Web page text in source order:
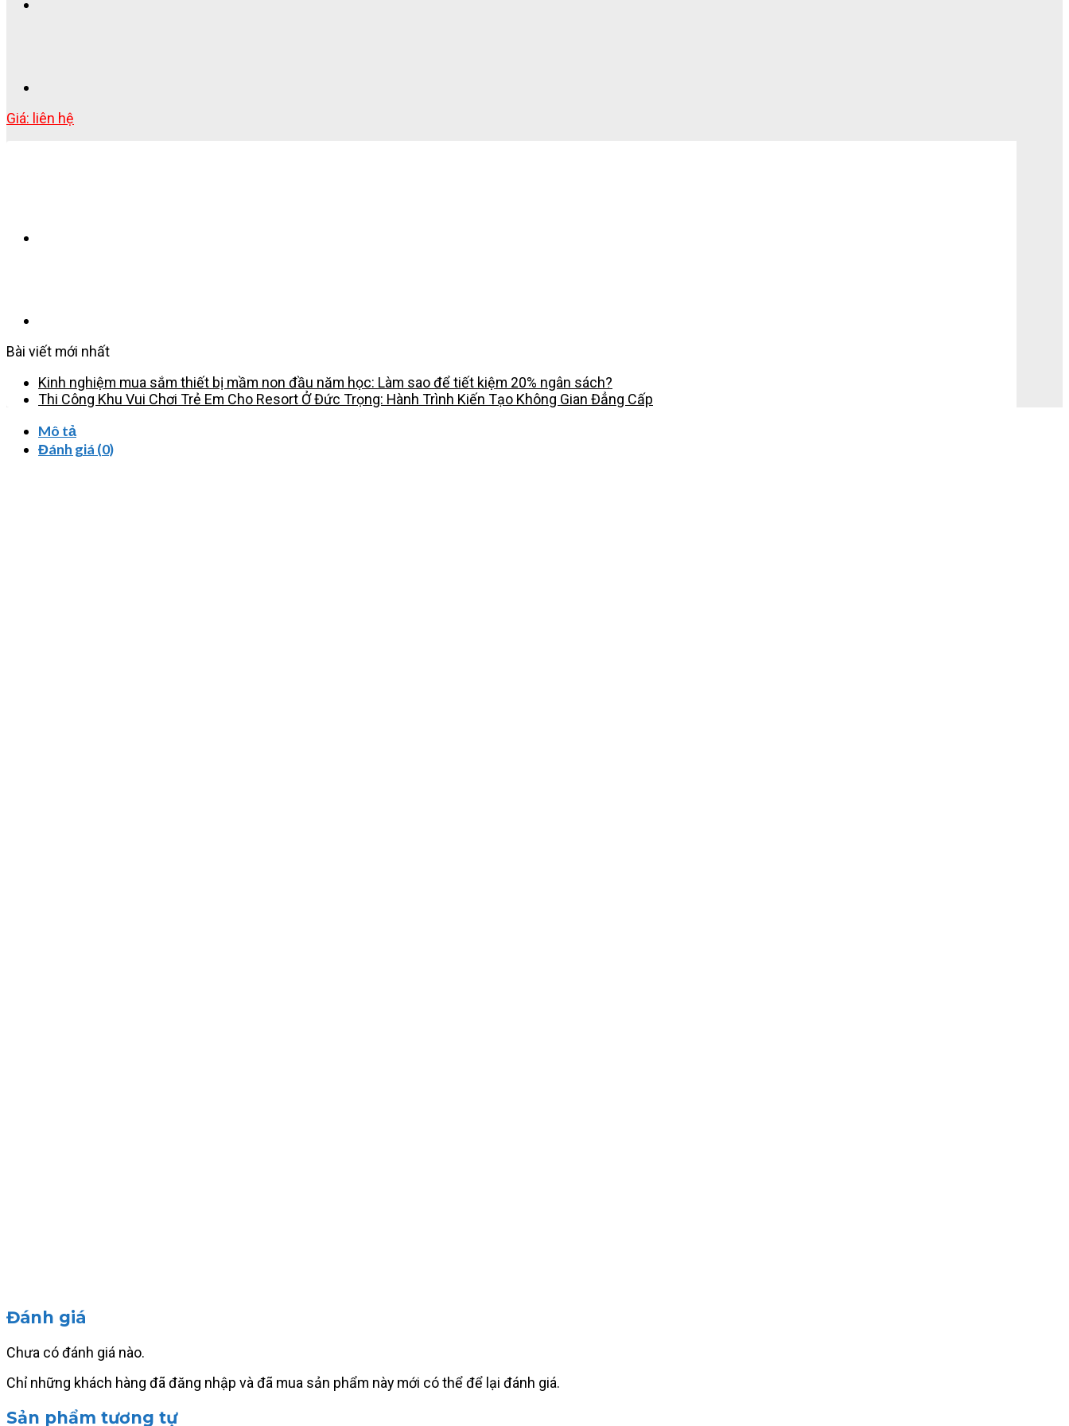
Giá: liên hệ
Bài viết mới nhất
Kinh nghiệm mua sắm thiết bị mầm non đầu năm học: Làm sao để tiết kiệm 20% ngân sách?
Thi Công Khu Vui Chơi Trẻ Em Cho Resort Ở Đức Trọng: Hành Trình Kiến Tạo Không Gian Đẳng Cấp
Mô tả
Đánh giá (0)
Đánh giá
Chưa có đánh giá nào.
Chỉ những khách hàng đã đăng nhập và đã mua sản phẩm này mới có thể để lại đánh giá.
Sản phẩm tương tự